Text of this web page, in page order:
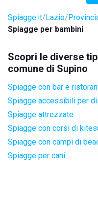
Spiagge.it Lazio
Spiagge per bambini
Scopri le diverse
comune di Supino
Spiagge con bar e
Spiagge accessibili per
Spiagge attrezzate
Spiagge con corsi di
Spiagge con campi di
Spiagge per cani